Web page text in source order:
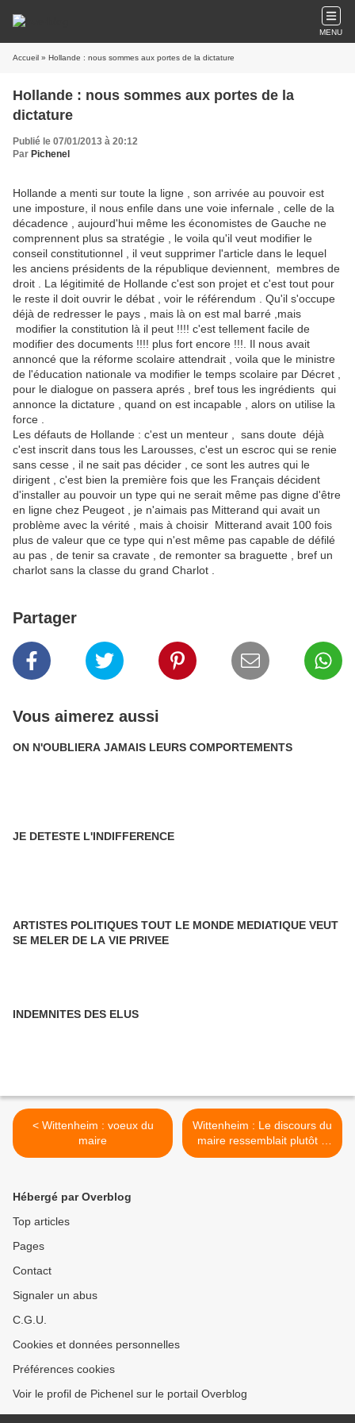
MENU
Accueil » Hollande : nous sommes aux portes de la dictature
Hollande : nous sommes aux portes de la
dictature
Publié le 07/01/2013 à 20:12
Par Pichenel
Hollande a menti sur toute la ligne , son arrivée au pouvoir est
une imposture, il nous enfile dans une voie infernale , celle de la
décadence , aujourd'hui même les économistes de Gauche ne
comprennent plus sa stratégie , le voila qu'il veut modifier le
conseil constitutionnel , il veut supprimer l'article dans le lequel
les anciens présidents de la république deviennent, membres de
droit . La légitimité de Hollande c'est son projet et c'est tout pour
le reste il doit ouvrir le débat , voir le référendum . Qu'il s'occupe
déjà de redresser le pays , mais là on est mal barré ,mais
modifier la constitution là il peut !!!! c'est tellement facile de
modifier des documents !!!! plus fort encore !!!. Il nous avait
annoncé que la réforme scolaire attendrait , voila que le ministre
de l'éducation nationale va modifier le temps scolaire par Décret ,
pour le dialogue on passera aprés , bref tous les ingrédients qui
annonce la dictature , quand on est incapable , alors on utilise la
force .
Les défauts de Hollande : c'est un menteur , sans doute déjà
c'est inscrit dans tous les Larousses, c'est un escroc qui se renie
sans cesse , il ne sait pas décider , ce sont les autres qui le
dirigent , c'est bien la première fois que les Français décident
d'installer au pouvoir un type qui ne serait même pas digne d'être
en ligne chez Peugeot , je n'aimais pas Mitterand qui avait un
problème avec la vérité , mais à choisir Mitterand avait 100 fois
plus de valeur que ce type qui n'est même pas capable de défilé
au pas , de tenir sa cravate , de remonter sa braguette , bref un
charlot sans la classe du grand Charlot .
Partager
Vous aimerez aussi
ON N'OUBLIERA JAMAIS LEURS COMPORTEMENTS
JE DETESTE L'INDIFFERENCE
ARTISTES POLITIQUES TOUT LE MONDE MEDIATIQUE VEUT
SE MELER DE LA VIE PRIVEE
INDEMNITES DES ELUS
< Wittenheim : voeux du
maire
Wittenheim : Le discours du
maire ressemblait plutôt à
un ruisseau >
Hébergé par Overblog
Top articles
Pages
Contact
Signaler un abus
C.G.U.
Cookies et données personnelles
Préférences cookies
Voir le profil de Pichenel sur le portail Overblog